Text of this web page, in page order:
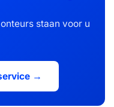
staan voor u
→